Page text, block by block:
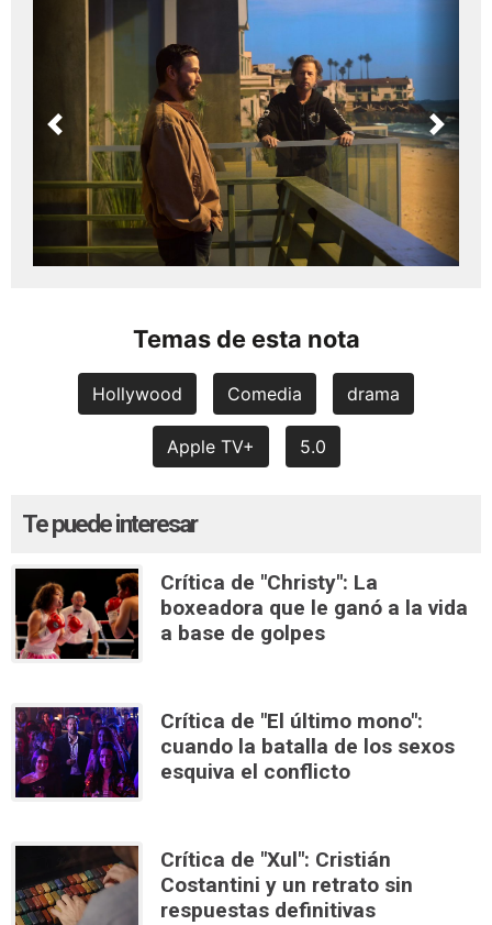
Previous Next
Temas de esta nota
Hollywood Comedia drama
Apple TV+ 5.0
Te puede interesar
Crítica de "Christy": La
boxeadora que le ganó a la vida
a base de golpes
Crítica de "El último mono":
cuando la batalla de los sexos
esquiva el conflicto
Crítica de "Xul": Cristián
Costantini y un retrato sin
respuestas definitivas